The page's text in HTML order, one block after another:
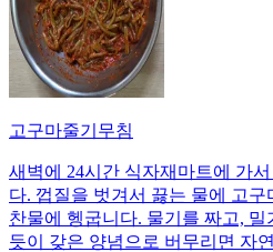
고구마줄기무침
새벽에 24시간 식자재마트에 가
다. 껍질을 벗겨서 끓는 물에 고
찬물에 헹굽니다. 물기를 짜고,
듯이 갖은 양념으로 버무리면 자